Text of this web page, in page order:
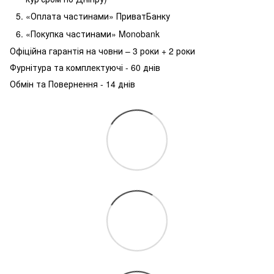
«Оплата частинами» ПриватБанку
«Покупка частинами» Monobank
Офіційна гарантія на човни – 3 роки + 2 роки
Фурнітура та комплектуючі - 60 днів
Обмін та Повернення - 14 днів